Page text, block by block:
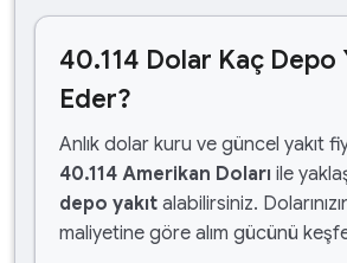
40.114 Dolar Kaç Depo
Eder?
Anlık dolar kuru ve güncel yakıt
40.114 Amerikan Doları ile
depo yakıt alabilirsiniz.
maliyetine göre alım gücünü